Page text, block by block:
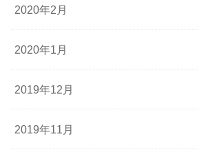
2020年2月
2020年1月
2019年12月
2019年11月